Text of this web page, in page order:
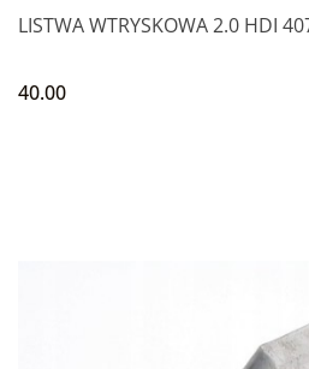
LISTWA WTRYSKOWA 2.0 HDI
40.00